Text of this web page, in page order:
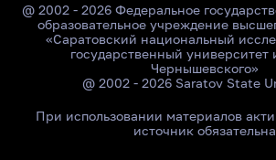
@ 2002 - 2026 Федеральное
образовательное учреждение
«Саратовский национальный
государственный университет
Чернышевского»
@ 2002 - 2026 Saratov State
При использовании материалов
источник обязательна